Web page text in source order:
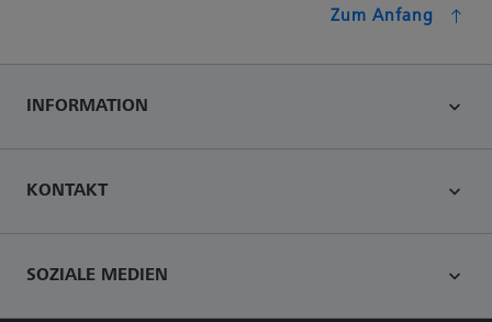
Zum Anfang
INFORMATION
KONTAKT
SOZIALE MEDIEN